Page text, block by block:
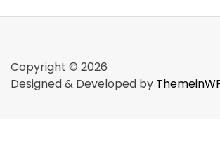
Copyright © 2026
Designed & Developed by